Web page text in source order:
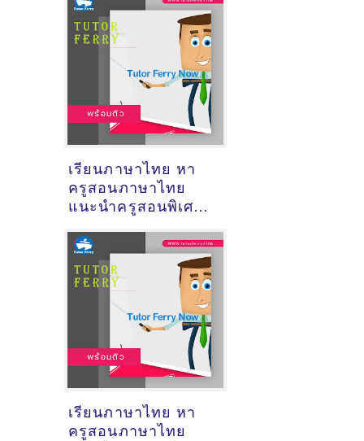
เรียนภาษาไทย หา
ครูสอนภาษาไทย
แนะนำครูสอนพิเศษ
เรียนภาษาไทย หา
ครูสอนภาษาไทย